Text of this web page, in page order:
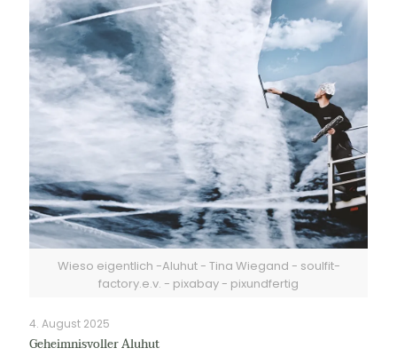
Wieso eigentlich -Aluhut - Tina Wiegand - soulfit-
factory.e.v. - pixabay - pixundfertig
4. August 2025
Geheimnisvoller Aluhut